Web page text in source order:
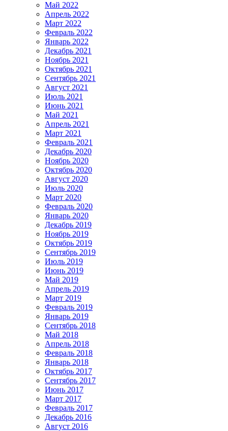
Май 2022
Апрель 2022
Март 2022
Февраль 2022
Январь 2022
Декабрь 2021
Ноябрь 2021
Октябрь 2021
Сентябрь 2021
Август 2021
Июль 2021
Июнь 2021
Май 2021
Апрель 2021
Март 2021
Февраль 2021
Декабрь 2020
Ноябрь 2020
Октябрь 2020
Август 2020
Июль 2020
Март 2020
Февраль 2020
Январь 2020
Декабрь 2019
Ноябрь 2019
Октябрь 2019
Сентябрь 2019
Июль 2019
Июнь 2019
Май 2019
Апрель 2019
Март 2019
Февраль 2019
Январь 2019
Сентябрь 2018
Май 2018
Апрель 2018
Февраль 2018
Январь 2018
Октябрь 2017
Сентябрь 2017
Июнь 2017
Март 2017
Февраль 2017
Декабрь 2016
Август 2016